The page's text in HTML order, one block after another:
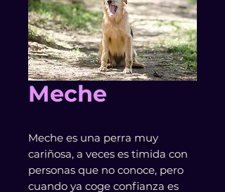
Meche
Meche es una perra muy
cariñosa, a veces es timida con
personas que no conoce, pero
cuando ya coge confianza es